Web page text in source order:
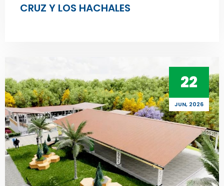
CRUZ Y LOS HACHALES
22
JUN, 2026